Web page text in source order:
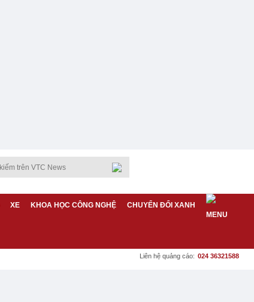
XE KHOA HỌC CÔNG NGHỆ CHUYỂN ĐỔI XANH
Liên hệ quảng cáo: 024 36321588